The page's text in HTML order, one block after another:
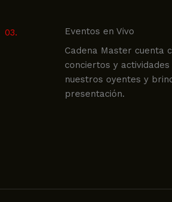
03.
Eventos en Vivo
Cadena Master cuenta
conciertos y
nuestros oyentes y
presentación.